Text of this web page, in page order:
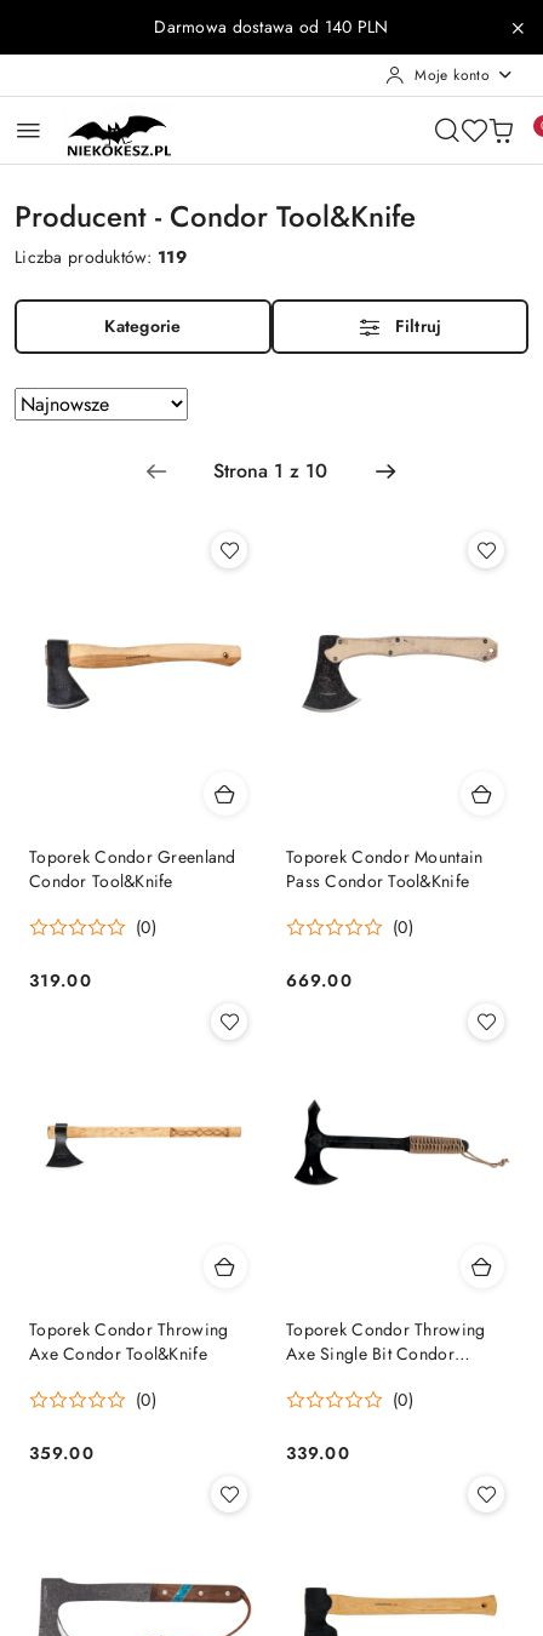
Przejdź do treści głównej
Przejdź do wyszukiwarki
Przejdź do moje konto
Przejdź do menu głównego
Przejdź do stopkiDarmowa dostawa od 140 PLN
Moje konto
Producent - Condor Tool&Knife
Liczba produktów: 119
Kategorie Filtruj
Zastosowano sortowanie: Najnowsze.
Sortuj
według
Toporek Condor Greenland
Condor Tool&Knife
(0)
Cena:
319.00
Toporek Condor Mountain
Pass Condor Tool&Knife
(0)
Cena:
669.00
Toporek Condor Throwing
Axe Condor Tool&Knife
(0)
Cena:
359.00
Toporek Condor Throwing
Axe Single Bit Condor
(0)
Cena:
339.00